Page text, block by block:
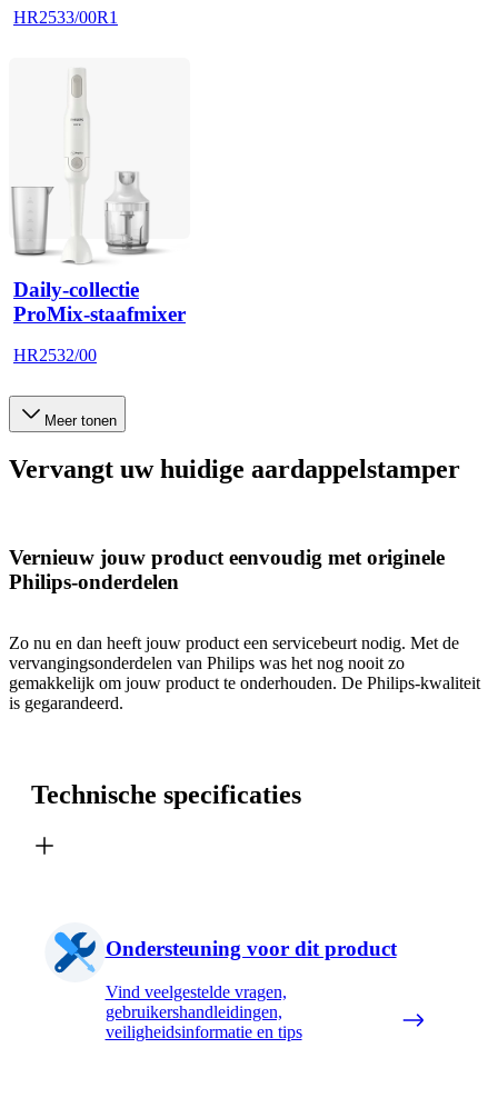
HR2533/00R1
Daily-collectie
ProMix-staafmixer
HR2532/00
Meer tonen
Vervangt uw huidige aardappelstamper
Vernieuw jouw product eenvoudig met originele
Philips-onderdelen
Zo nu en dan heeft jouw product een servicebeurt nodig. Met de
vervangingsonderdelen van Philips was het nog nooit zo
gemakkelijk om jouw product te onderhouden. De Philips-kwaliteit
is gegarandeerd.
Technische specificaties
Ondersteuning voor dit product
Vind veelgestelde vragen,
gebruikershandleidingen,
veiligheidsinformatie en tips